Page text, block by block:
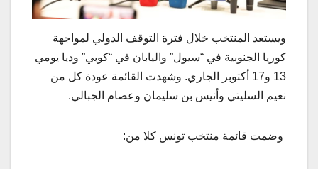
ويستعد المنتخب خلال فترة التوقف الدولي لمواجهة
كوريا الجنوبية في “سيول” واليابان في “كوبي” وديا يومي
13 و17 أكتوبر الجاري. وشهدت القائمة عودة كل من
نعيم السليتي وأنيس بن سليمان وعصام الجبالي.
وضمت قائمة منتخب تونس كلا من: